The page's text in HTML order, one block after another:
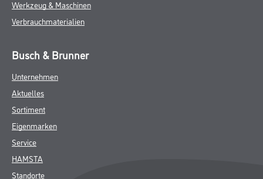
Werkzeug & Maschinen
Verbrauchmaterialien
Busch & Brunner
Unternehmen
Aktuelles
Sortiment
Eigenmarken
Service
HAMSTA
Standorte